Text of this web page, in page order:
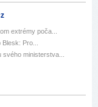
extrémy poča...
Blesk: Pro...
svého ministerstva...